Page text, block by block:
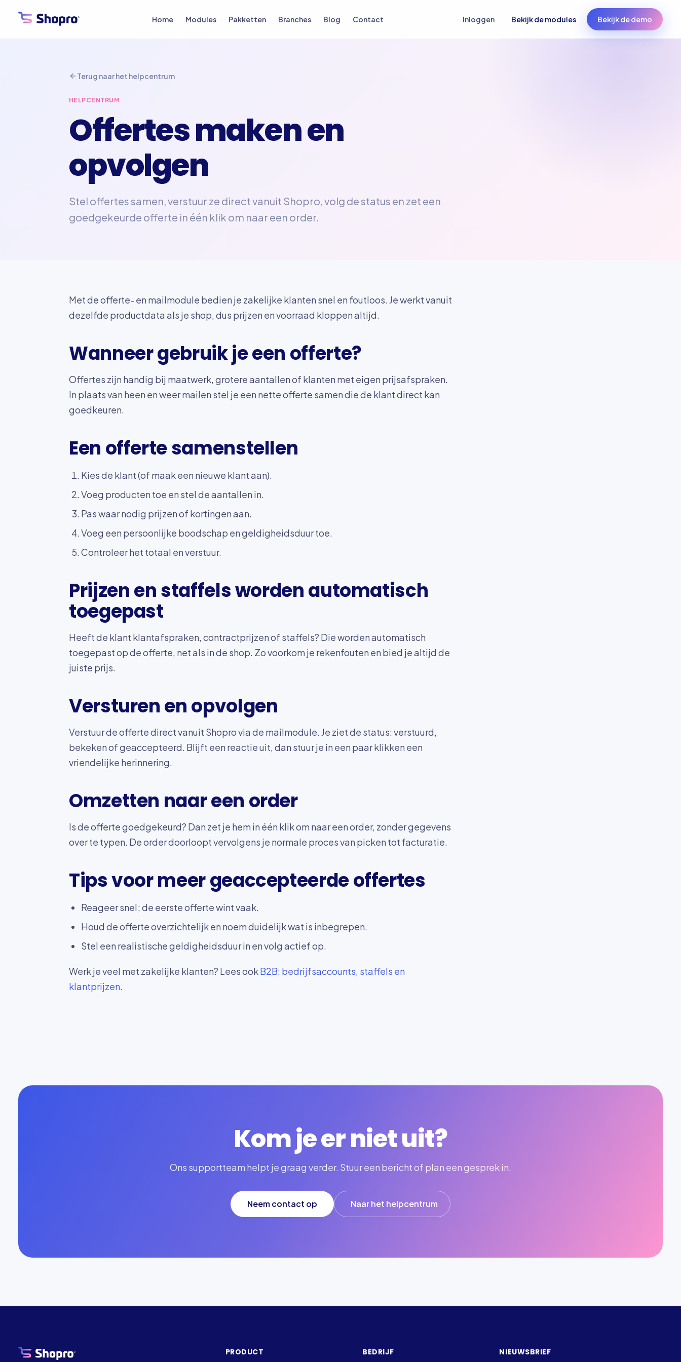
Home Modules Pakketten Branches Blog Contact Inloggen Bekijk de modules Bekijk de demo
Terug naar het helpcentrum
HELPCENTRUM
Offertes maken en
opvolgen
Stel offertes samen, verstuur ze direct vanuit Shopro, volg de status en zet een
goedgekeurde offerte in één klik om naar een order.
Met de offerte- en mailmodule bedien je zakelijke klanten snel en foutloos. Je werkt vanuit
dezelfde productdata als je shop, dus prijzen en voorraad kloppen altijd.
Wanneer gebruik je een offerte?
Offertes zijn handig bij maatwerk, grotere aantallen of klanten met eigen prijsafspraken.
In plaats van heen en weer mailen stel je een nette offerte samen die de klant direct kan
goedkeuren.
Een offerte samenstellen
Kies de klant (of maak een nieuwe klant aan).
Voeg producten toe en stel de aantallen in.
Pas waar nodig prijzen of kortingen aan.
Voeg een persoonlijke boodschap en geldigheidsduur toe.
Controleer het totaal en verstuur.
Prijzen en staffels worden automatisch
toegepast
Heeft de klant klantafspraken, contractprijzen of staffels? Die worden automatisch
toegepast op de offerte, net als in de shop. Zo voorkom je rekenfouten en bied je altijd de
juiste prijs.
Versturen en opvolgen
Verstuur de offerte direct vanuit Shopro via de mailmodule. Je ziet de status: verstuurd,
bekeken of geaccepteerd. Blijft een reactie uit, dan stuur je in een paar klikken een
vriendelijke herinnering.
Omzetten naar een order
Is de offerte goedgekeurd? Dan zet je hem in één klik om naar een order, zonder gegevens
over te typen. De order doorloopt vervolgens je normale proces van picken tot facturatie.
Tips voor meer geaccepteerde offertes
Reageer snel; de eerste offerte wint vaak.
Houd de offerte overzichtelijk en noem duidelijk wat is inbegrepen.
Stel een realistische geldigheidsduur in en volg actief op.
Werk je veel met zakelijke klanten? Lees ookB2B: bedrijfsaccounts, staffels en
klantprijzen.
Kom je er niet uit?
Ons supportteam helpt je graag verder. Stuur een bericht of plan een gesprek in.
Neem contact op Naar het helpcentrum
PRODUCT BEDRIJF NIEUWSBRIEF